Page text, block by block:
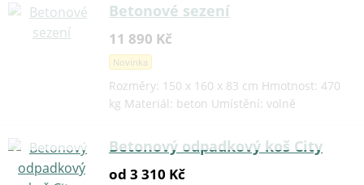
Betonové sezení
11 890 Kč
Novinka
Rozměry: 150 x 160 x 83 cm Hmotnost: 470
kg Materiál: beton Umístění: volně
Betonový odpadkový koš City
od 3 310 Kč